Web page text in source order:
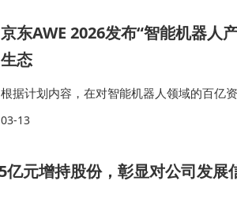
京东AWE 2026发布“智能机器人
生态
根据计划内容，在对智能机器人领域的百亿
作，从消费级产品定制、技术赋能研发、供
03-13
元增持股份，彰显对公司发展